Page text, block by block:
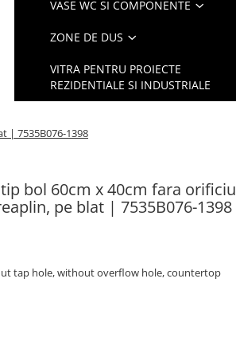
VASE WC SI COMPONENTE
ZONE DE DUS
VITRA PENTRU PROIECTE
REZIDENTIALE SI INDUSTRIALE
| 7535B076-1398
bol 60cm x 40cm fara orificiu
pe blat | 7535B076-1398
tap hole, without overflow hole, countertop